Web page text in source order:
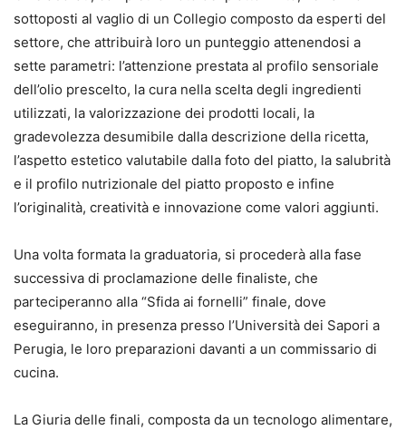
sottoposti al vaglio di un Collegio composto da esperti del
settore, che attribuirà loro un punteggio attenendosi a
sette parametri: l’attenzione prestata al profilo sensoriale
dell’olio prescelto, la cura nella scelta degli ingredienti
utilizzati, la valorizzazione dei prodotti locali, la
gradevolezza desumibile dalla descrizione della ricetta,
l’aspetto estetico valutabile dalla foto del piatto, la salubrità
e il profilo nutrizionale del piatto proposto e infine
l’originalità, creatività e innovazione come valori aggiunti.
Una volta formata la graduatoria, si procederà alla fase
successiva di proclamazione delle finaliste, che
parteciperanno alla “Sfida ai fornelli” finale, dove
eseguiranno, in presenza presso l’Università dei Sapori a
Perugia, le loro preparazioni davanti a un commissario di
cucina.
La Giuria delle finali, composta da un tecnologo alimentare,